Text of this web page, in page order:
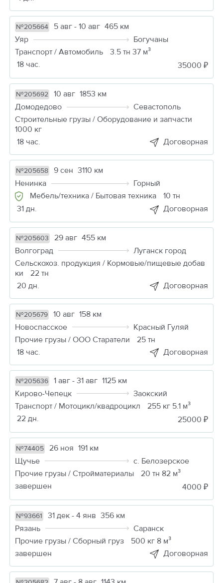
№205664 5 авг - 10 авг 465 км
Уяр
Богучаны
Транспорт / Автомобиль
3.5 тн 37 м³
18 час.
35000 ₽
№205692 10 авг 1853 км
Домодедово
Севастополь
Строительные грузы / Оборудование и запчасти
1000 кг
18 час.
Договорная
№205658 9 сен 3110 км
Ненинка
Горный
Мебель/техника / Бытовая техника
10 тн
31 дн.
Договорная
№205603 29 авг 455 км
Волгоград
Луганск город
Сельскохоз. продукция / Кормовые/пищевые добав
ки
22 тн
20 дн.
Договорная
№205679 10 авг 158 км
Новоспасское
Красный Гуляй
Прочие грузы / ООО Старатели
25 тн
18 час.
Договорная
№205636 1 авг - 31 авг 1125 км
Кирово-Чепецк
Заокский
Транспорт / Мотоцикл/квадроцикл
255 кг 5.1 м³
22 дн.
25000 ₽
№74405 26 ноя 191 км
Щучье
с. Белозерское
Прочие грузы / Стройматериалы
20 тн 82 м³
завершен
4000 ₽
№93661 31 дек - 4 янв 356 км
Рязань
Саранск
Прочие грузы / Сборный груз
500 кг 8 м³
завершен
Договорная